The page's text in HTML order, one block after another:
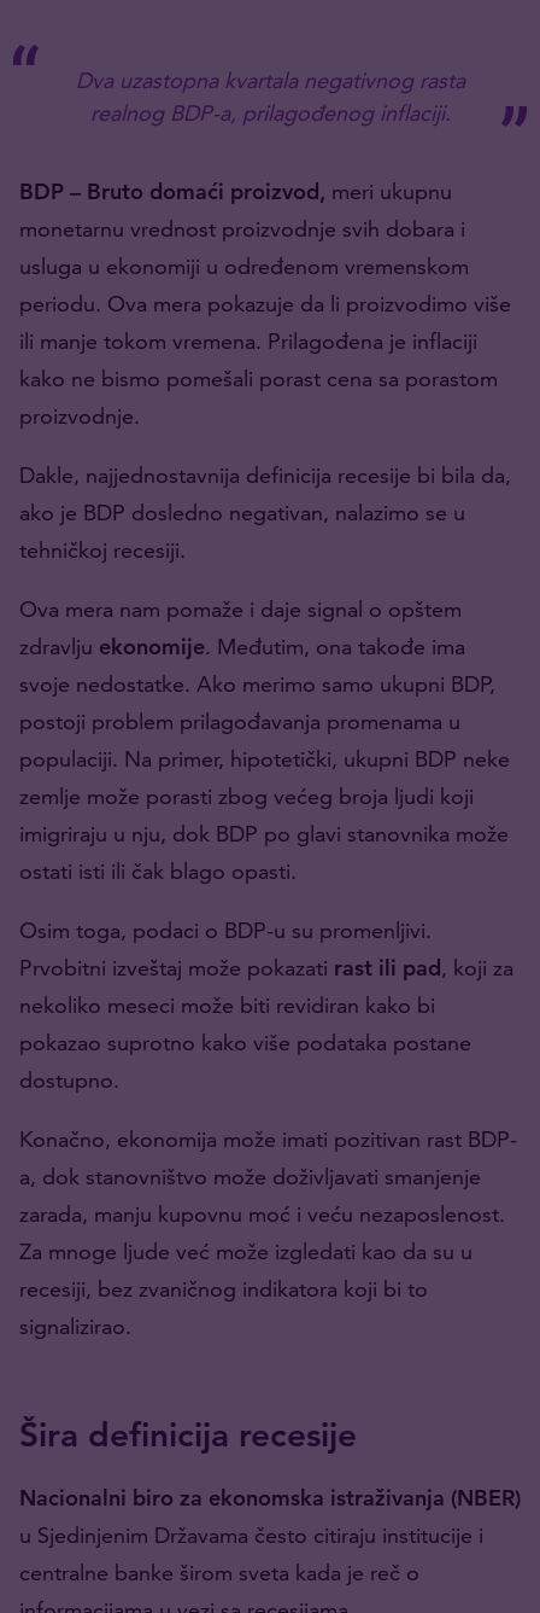
Dva uzastopna kvartala negativnog rasta
realnog BDP-a, prilagođenog inflaciji.
BDP – Bruto domaći proizvod, meri ukupnu
monetarnu vrednost proizvodnje svih dobara i
usluga u ekonomiji u određenom vremenskom
periodu. Ova mera pokazuje da li proizvodimo više
ili manje tokom vremena. Prilagođena je inflaciji
kako ne bismo pomešali porast cena sa porastom
proizvodnje.
Dakle, najjednostavnija definicija recesije bi bila da,
ako je BDP dosledno negativan, nalazimo se u
tehničkoj recesiji.
Ova mera nam pomaže i daje signal o opštem
zdravlju ekonomije. Međutim, ona takođe ima
svoje nedostatke. Ako merimo samo ukupni BDP,
postoji problem prilagođavanja promenama u
populaciji. Na primer, hipotetički, ukupni BDP neke
zemlje može porasti zbog većeg broja ljudi koji
imigriraju u nju, dok BDP po glavi stanovnika može
ostati isti ili čak blago opasti.
Osim toga, podaci o BDP-u su promenljivi.
Prvobitni izveštaj može pokazati rast ili pad, koji za
nekoliko meseci može biti revidiran kako bi
pokazao suprotno kako više podataka postane
dostupno.
Konačno, ekonomija može imati pozitivan rast BDP-
a, dok stanovništvo može doživljavati smanjenje
zarada, manju kupovnu moć i veću nezaposlenost.
Za mnoge ljude već može izgledati kao da su u
recesiji, bez zvaničnog indikatora koji bi to
signalizirao.
Šira definicija recesije
Nacionalni biro za ekonomska istraživanja (NBER)
u Sjedinjenim Državama često citiraju institucije i
centralne banke širom sveta kada je reč o